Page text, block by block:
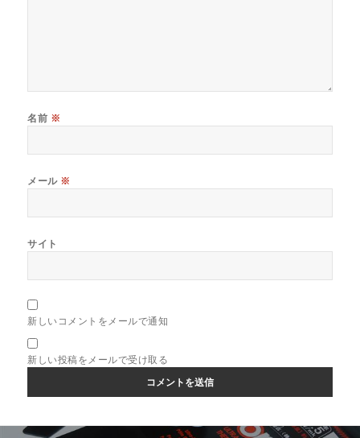
名前 ※
メール ※
サイト
新しいコメントをメールで通知
新しい投稿をメールで受け取る